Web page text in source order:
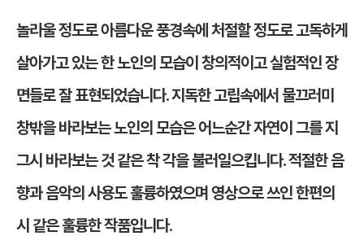
놀라울 정도로 아름다운 풍경속에 처절할 정도로 고독하게
살아가고 있는 한 노인의 모습이 창의적이고 실험적인 장
면들로 잘 표현되었습니다. 지독한 고립속에서 물끄러미
창밖을 바라보는 노인의 모습은 어느순간 자연이 그를 지
그시 바라보는 것 같은 착 각을 불러일으킵니다. 적절한 음
향과 음악의 사용도 훌륭하였으며 영상으로 쓰인 한편의
시 같은 훌륭한 작품입니다.